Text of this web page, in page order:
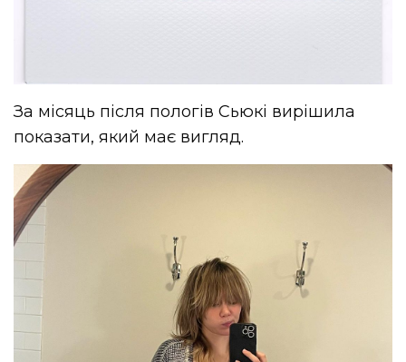
За місяць після пологів Сьюкі вирішила
показати, який має вигляд.